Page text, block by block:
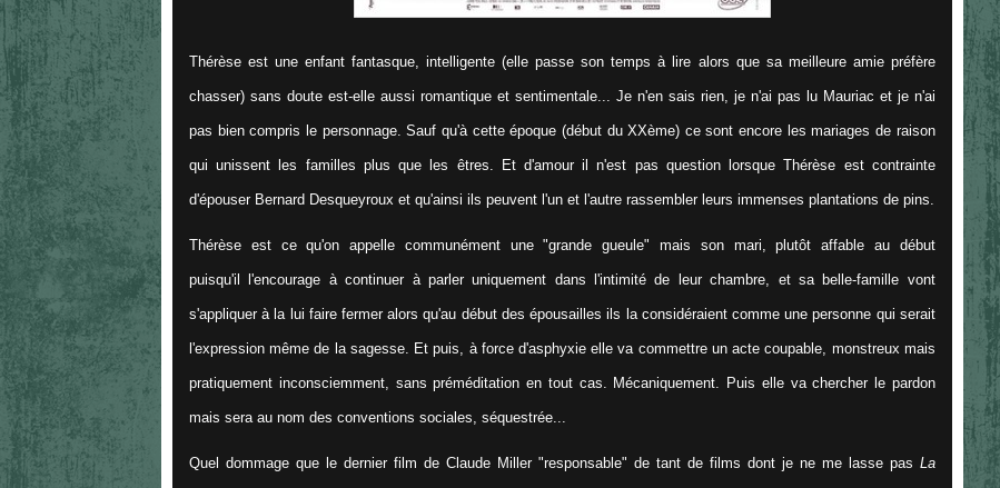
Thérèse est une enfant fantasque, intelligente (elle passe son temps à lire alors que sa meilleure amie préfère
chasser) sans doute est-elle aussi romantique et sentimentale... Je n'en sais rien, je n'ai pas lu Mauriac et je n'ai
pas bien compris le personnage. Sauf qu'à cette époque (début du XXème) ce sont encore les mariages de raison
qui unissent les familles plus que les êtres. Et d'amour il n'est pas question lorsque Thérèse est contrainte
d'épouser Bernard Desqueyroux et qu'ainsi ils peuvent l'un et l'autre rassembler leurs immenses plantations de pins.
Thérèse est ce qu'on appelle communément une "grande gueule" mais son mari, plutôt affable au début
puisqu'il l'encourage à continuer à parler uniquement dans l'intimité de leur chambre, et sa belle-famille vont
s'appliquer à la lui faire fermer alors qu'au début des épousailles ils la considéraient comme une personne qui serait
l'expression même de la sagesse. Et puis, à force d'asphyxie elle va commettre un acte coupable, monstreux mais
pratiquement inconsciemment, sans préméditation en tout cas. Mécaniquement. Puis elle va chercher le pardon
mais sera au nom des conventions sociales, séquestrée...
Quel dommage que le dernier film de Claude Miller "responsable" de tant de films dont je ne me lasse pas La